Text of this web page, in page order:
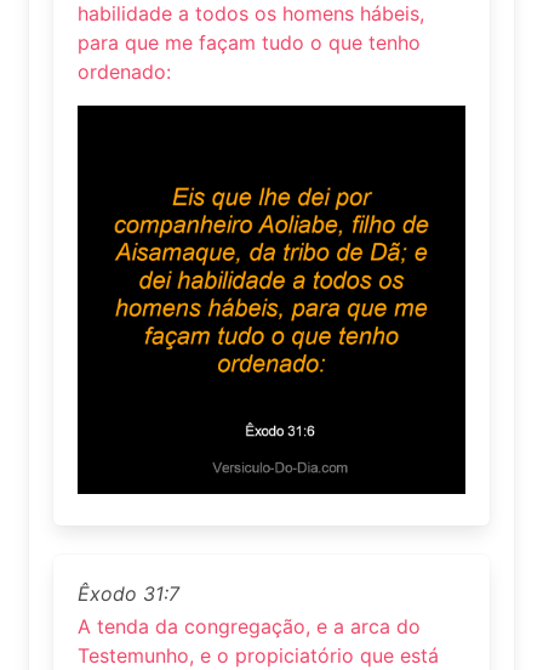
habilidade a todos os homens hábeis,
para que me façam tudo o que tenho
ordenado:
Êxodo 31:7
A tenda da congregação, e a arca do
Testemunho, e o propiciatório que está